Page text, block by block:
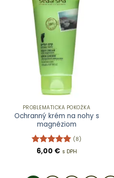
PROBLEMATICKÁ POKOŽKA
Ochranný krém na nohy s
magnéziom
Hodnotenie
(8)
6,00 € s DPH